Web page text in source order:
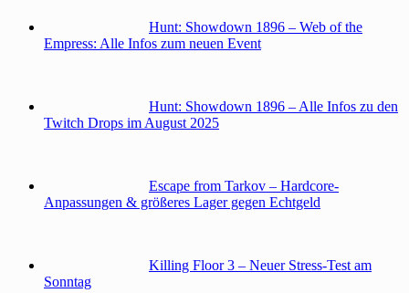
Hunt: Showdown 1896 – Web of the
Empress: Alle Infos zum neuen Event
Hunt: Showdown 1896 – Alle Infos zu den
Twitch Drops im August 2025
Escape from Tarkov – Hardcore-
Anpassungen & größeres Lager gegen Echtgeld
Killing Floor 3 – Neuer Stress-Test am
Sonntag